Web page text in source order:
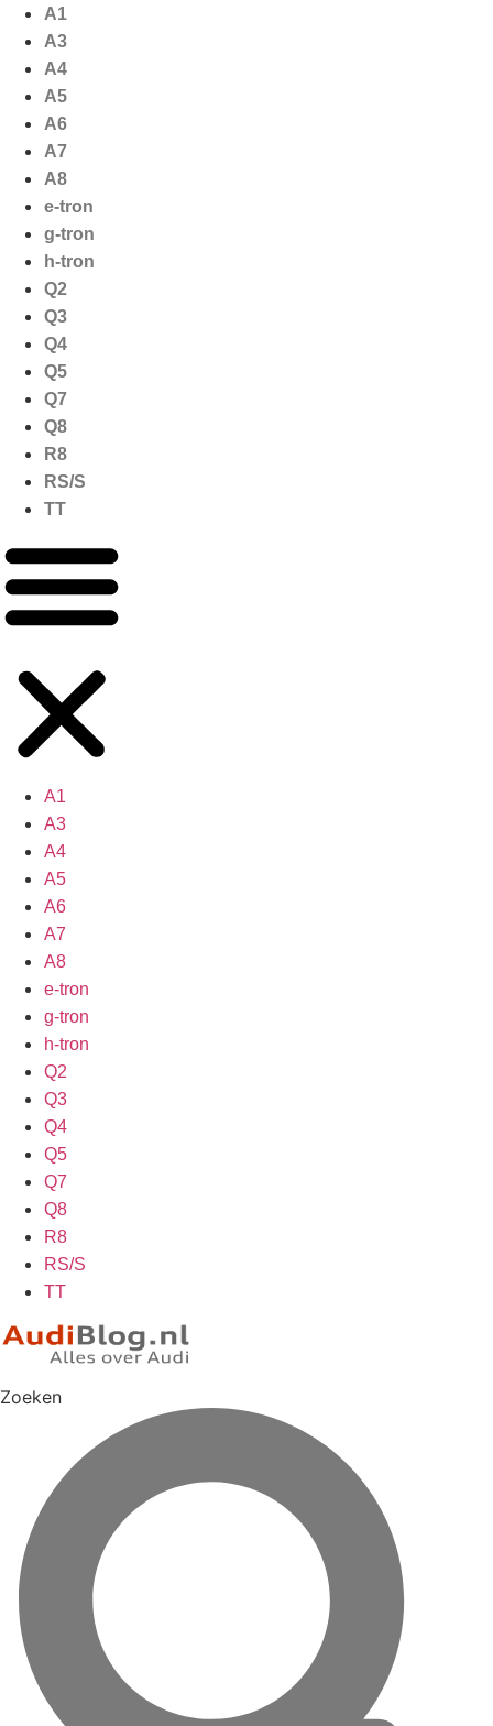
naar
inhoud
A1
A3
A4
A5
A6
A7
A8
e-tron
g-tron
h-tron
Q2
Q3
Q4
Q5
Q7
Q8
R8
RS/S
TT
A1
A3
A4
A5
A6
A7
A8
e-tron
g-tron
h-tron
Q2
Q3
Q4
Q5
Q7
Q8
R8
RS/S
TT
Zoeken